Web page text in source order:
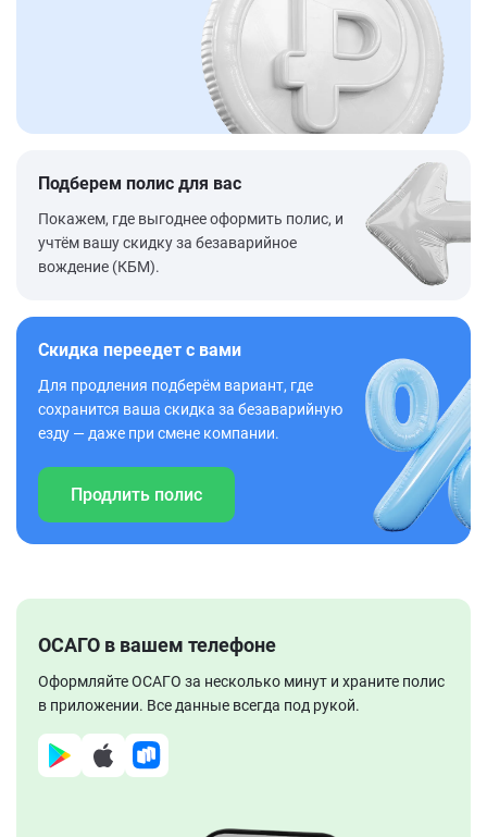
Подберем полис для вас
Покажем, где выгоднее оформить полис, и
учтём вашу скидку за безаварийное
вождение (КБМ).
Скидка переедет с вами
Для продления подберём вариант, где
сохранится ваша скидка за безаварийную
езду — даже при смене компании.
Продлить полис
ОСАГО в вашем телефоне
Оформляйте ОСАГО за несколько минут и храните полис
в приложении. Все данные всегда под рукой.